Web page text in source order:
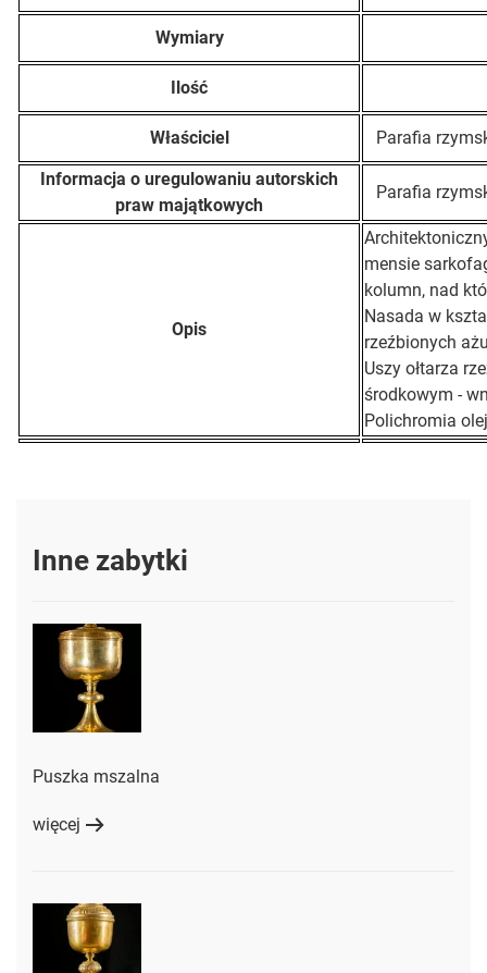
Wymiary
Ilość
Właściciel
Parafia
Informacja o uregulowaniu autorskich
praw majątkowych
Parafia
Opis
mensie
kolumn, nad
Nasada w
rzeźbionych
Uszy ołtarza
środkowym -
Polichromia
Inne zabytki
Puszka mszalna
więcej